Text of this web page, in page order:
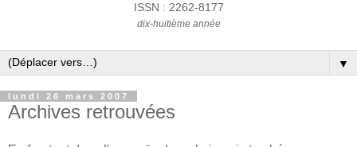
ISSN : 2262-8177
dix-huitième année
▼
lundi 26 mars 2007
Archives retrouvées